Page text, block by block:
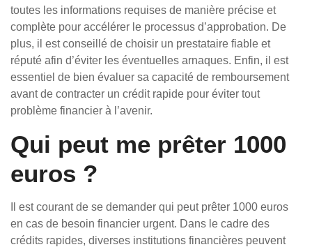
toutes les informations requises de manière précise et
complète pour accélérer le processus d’approbation. De
plus, il est conseillé de choisir un prestataire fiable et
réputé afin d’éviter les éventuelles arnaques. Enfin, il est
essentiel de bien évaluer sa capacité de remboursement
avant de contracter un crédit rapide pour éviter tout
problème financier à l’avenir.
Qui peut me prêter 1000
euros ?
Il est courant de se demander qui peut prêter 1000 euros
en cas de besoin financier urgent. Dans le cadre des
crédits rapides, diverses institutions financières peuvent